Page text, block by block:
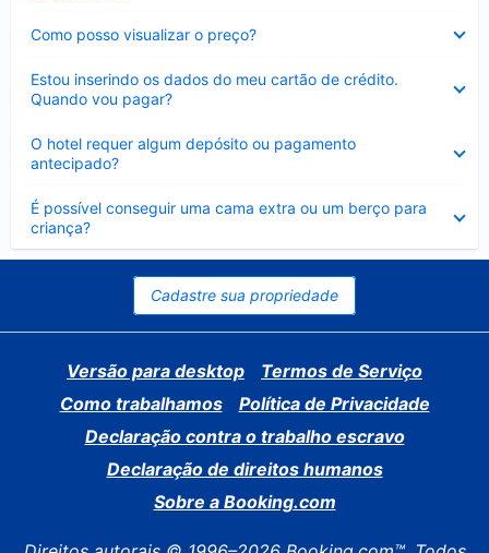
Como posso visualizar o preço?
Estou inserindo os dados do meu cartão de crédito.
Quando vou pagar?
O hotel requer algum depósito ou pagamento
antecipado?
É possível conseguir uma cama extra ou um berço para
criança?
Contraído
Cadastre sua propriedade
Versão para desktop
Termos de Serviço
Como trabalhamos
Política de Privacidade
Declaração contra o trabalho escravo
Declaração de direitos humanos
Sobre a Booking.com